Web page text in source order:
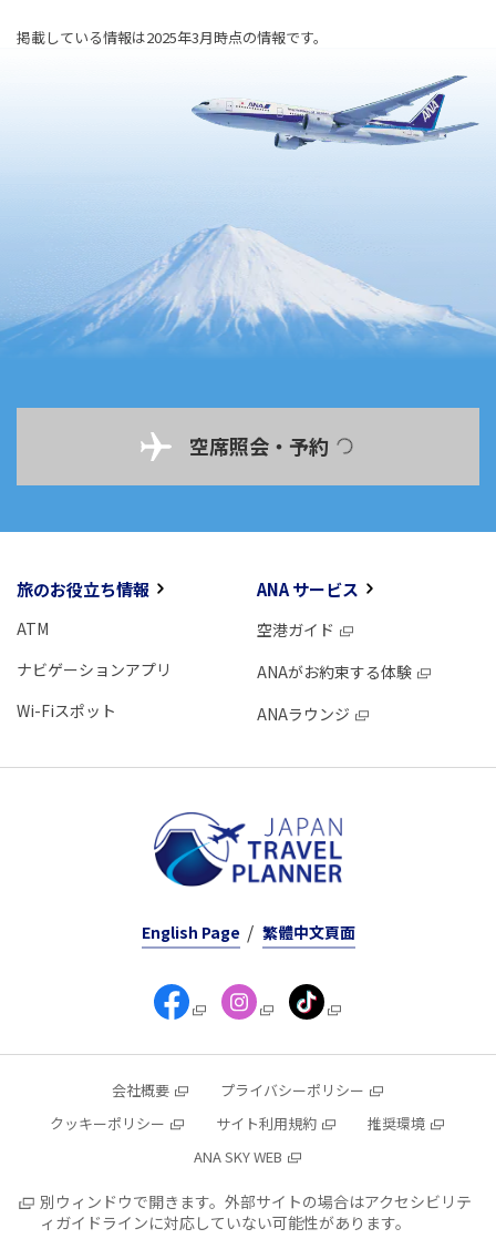
掲載している情報は2025年3月時点の情報です。
空席照会・予約
旅のお役立ち情報
ATM
ナビゲーションアプリ
Wi-Fiスポット
ANA サービス
空港ガイド
ANAがお約束する体験
ANAラウンジ
English Page 繁體中文頁面
会社概要
プライバシーポリシー
クッキーポリシー
サイト利用規約
推奨環境
ANA SKY WEB
別ウィンドウで開きます。外部サイトの場合はアクセシビリテ
ィガイドラインに対応していない可能性があります。